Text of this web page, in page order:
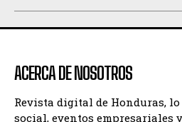
ACERCA DE NOSOTROS
Revista digital de Honduras,
social, eventos empresariales